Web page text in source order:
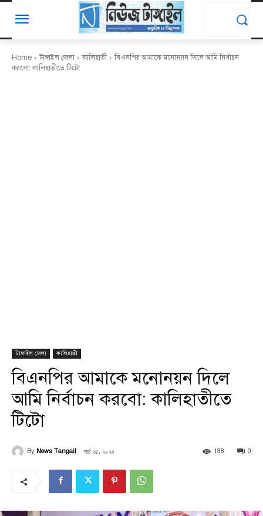
Home টাঙ্গাইল জেলা কালিহাতী
বিএনপির আমাকে মনোনয়ন দিলে আমি নির্বাচন
করবো: কালিহাতীতে টিটো
টাঙ্গাইল জেলা কালিহাতী
বিএনপির আমাকে মনোনয়ন দিলে
আমি নির্বাচন করবো: কালিহাতীতে
টিটো
By News Tangail মার্চ ২৫, ২০২৫ 0
138